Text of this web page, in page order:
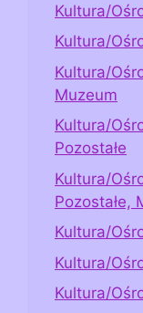
Kultura/
Kultura/
Kultura/
Muzeum
Kultura/
Pozostałe
Kultura/
Pozostałe,
Kultura/
Kultura/
Kultura/